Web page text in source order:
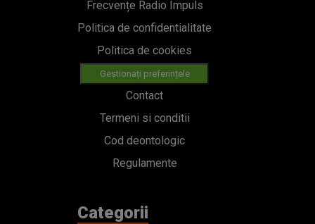
Frecvențe Radio Impuls
Politica de confidentialitate
Politica de cookies
Gestionați preferințele
Contact
Termeni si conditii
Cod deontologic
Regulamente
Categorii